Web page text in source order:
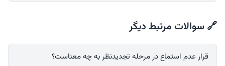
🔗 سوالات مرتبط دیگر
قرار عدم استماع در مرحله تجدیدنظر به چه معناست؟